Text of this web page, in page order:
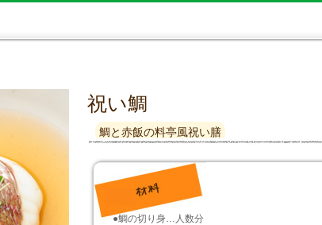
祝い鯛
鯛と赤飯の料亭風祝い膳
●鯛の切り身…人数分